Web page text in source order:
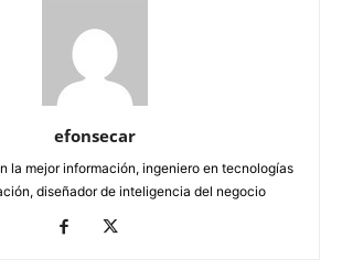
efonsecar
la mejor información, ingeniero en tecnologías
diseñador de inteligencia del negocio